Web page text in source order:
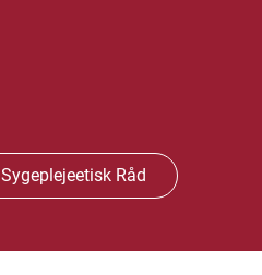
Sygeplejeetisk Råd